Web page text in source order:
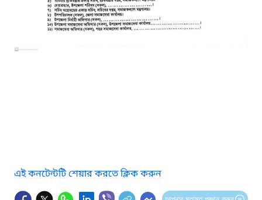
এই কনটেন্টটি শেয়ার করতে ক্লিক করুন